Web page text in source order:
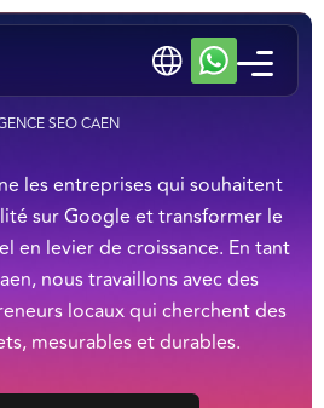
SEO CAEN
les entreprises qui souhaitent
sur Google et transformer le
en levier de croissance. En tant
nous travaillons avec des
locaux qui cherchent des
mesurables et durables.